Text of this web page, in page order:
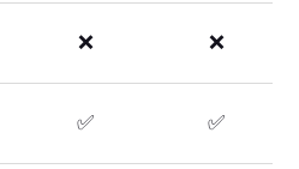
❌ ❌
✅ ✅